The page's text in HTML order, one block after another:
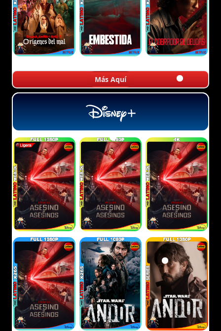
Más Aquí